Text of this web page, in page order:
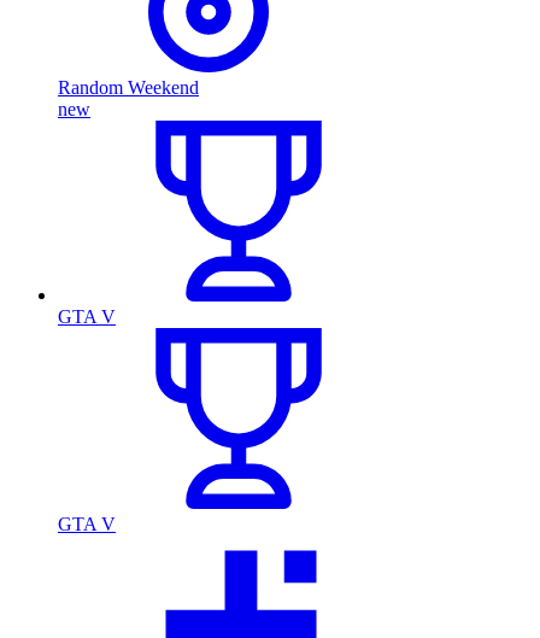
Random Weekend
new
GTA V
GTA V